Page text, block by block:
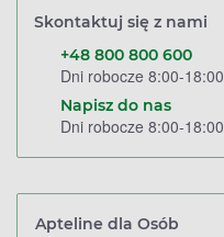
Skontaktuj się z nami
+48 800 800 600
Dni robocze 8:00-18:00
Napisz do nas
Dni robocze 8:00-18:00
Apteline dla Osób